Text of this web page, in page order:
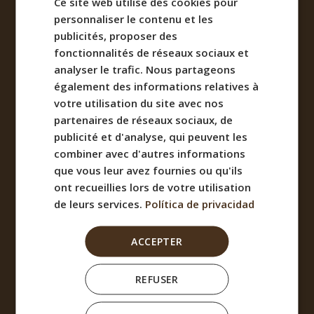
Hôtels-boutiques
Hôtels de plage
Hôtels familiaux
BUREAUX CENTRAUX BARCELONE
Travessera de Gràcia 73, 5º
08021 Barcelona
Spain
SOCIAL
ENGLISH
ITALIAN
personnaliser le contenu et les
publicités, proposer des
fonctionnalités de réseaux sociaux et
analyser le trafic. Nous partageons
également des informations relatives à
votre utilisation du site avec nos
partenaires de réseaux sociaux, de
publicité et d'analyse, qui peuvent les
combiner avec d'autres informations
que vous leur avez fournies ou qu'ils
ont recueillies lors de votre utilisation
de leurs services. Política de privacidad
ACCEPTER
REFUSER